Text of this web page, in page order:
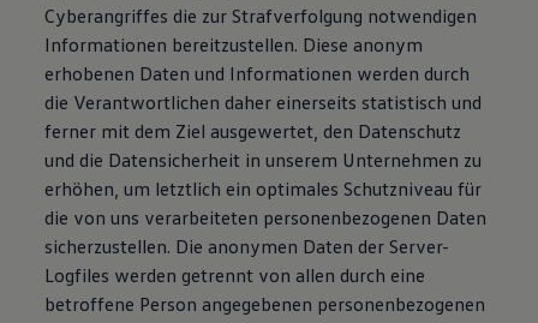
Cyberangriffes die zur Strafverfolgung notwendigen
Informationen bereitzustellen. Diese anonym
erhobenen Daten und Informationen werden durch
die Verantwortlichen daher einerseits statistisch und
ferner mit dem Ziel ausgewertet, den Datenschutz
und die Datensicherheit in unserem Unternehmen zu
erhöhen, um letztlich ein optimales Schutzniveau für
die von uns verarbeiteten personenbezogenen Daten
sicherzustellen. Die anonymen Daten der Server-
Logfiles werden getrennt von allen durch eine
betroffene Person angegebenen personenbezogenen